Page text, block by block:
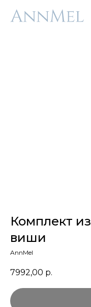
Комплект
виши
AnnMel
7992,00 р.